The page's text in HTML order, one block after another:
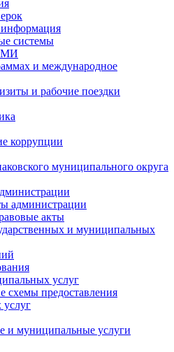
информация
системы
и международное
и рабочие поездки
коррупции
муниципального округа
администрации
акты
и муниципальных
услуг
схемы предоставления
и муниципальные услуги